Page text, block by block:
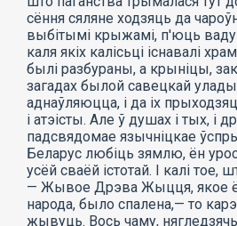
сёння сяляне ходзяць да
выбітымі крыжамі, п'юць
каля якіх калісьці існавалі
былі разбураны, а крыніцы,
загадах былой савецкай
аднаўляюцца, і да іх
і атэісты. Але ў душах і тых, і
падсвядомае язычніцкае
Беларус любіць зямлю, ён
усёй сваёй істотай. I калі тое,
— Жывое Дрэва Жыцця, якое
народа, было спалена,— то
жывуць. Вось чаму,